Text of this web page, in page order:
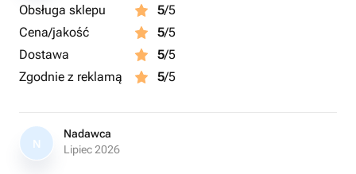
Obsługa sklepu 5/5
Cena/jakość
5/5
Dostawa
5/5
Zgodnie z reklamą
5/5
N
Nadawca
Lipiec 2026